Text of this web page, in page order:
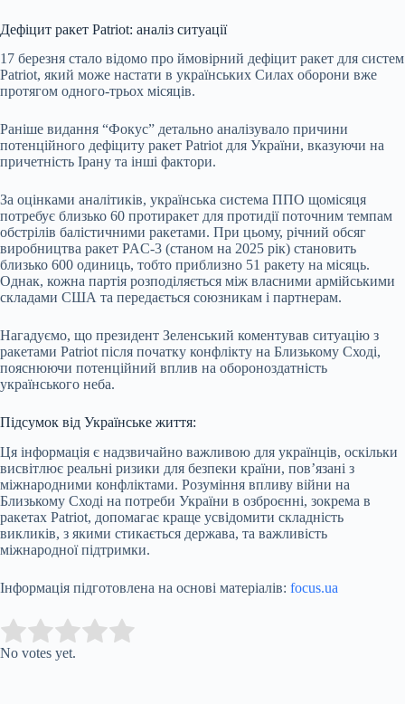
Дефіцит ракет Patriot: аналіз ситуації
17 березня стало відомо про ймовірний дефіцит ракет для систем
Patriot, який може настати в українських Силах оборони вже
протягом одного-трьох місяців.
Раніше видання “Фокус” детально аналізувало причини
потенційного дефіциту ракет Patriot для України, вказуючи на
причетність Ірану та інші фактори.
За оцінками аналітиків, українська система ППО щомісяця
потребує близько 60 протиракет для протидії поточним темпам
обстрілів балістичними ракетами. При цьому, річний обсяг
виробництва ракет PAC-3 (станом на 2025 рік) становить
близько 600 одиниць, тобто приблизно 51 ракету на місяць.
Однак, кожна партія розподіляється між власними армійськими
складами США та передається союзникам і партнерам.
Нагадуємо, що президент Зеленський коментував ситуацію з
ракетами Patriot після початку конфлікту на Близькому Сході,
пояснюючи потенційний вплив на обороноздатність
українського неба.
Підсумок від Українське життя:
Ця інформація є надзвичайно важливою для українців, оскільки
висвітлює реальні ризики для безпеки країни, пов’язані з
міжнародними конфліктами. Розуміння впливу війни на
Близькому Сході на потреби України в озброєнні, зокрема в
ракетах Patriot, допомагає краще усвідомити складність
викликів, з якими стикається держава, та важливість
міжнародної підтримки.
Інформація підготовлена на основі матеріалів: focus.ua
Rate this item:
No votes yet.